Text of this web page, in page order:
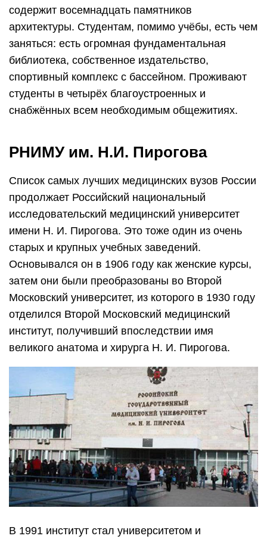
содержит восемнадцать памятников
архитектуры. Студентам, помимо учёбы, есть чем
заняться: есть огромная фундаментальная
библиотека, собственное издательство,
спортивный комплекс с бассейном. Проживают
студенты в четырёх благоустроенных и
снабжённых всем необходимым общежитиях.
РНИМУ им. Н.И. Пирогова
Список самых лучших медицинских вузов России
продолжает Российский национальный
исследовательский медицинский университет
имени Н. И. Пирогова. Это тоже один из очень
старых и крупных учебных заведений.
Основывался он в 1906 году как женские курсы,
затем они были преобразованы во Второй
Московский университет, из которого в 1930 году
отделился Второй Московский медицинский
институт, получивший впоследствии имя
великого анатома и хирурга Н. И. Пирогова.
В 1991 институт стал университетом и